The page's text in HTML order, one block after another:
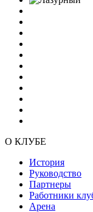
О КЛУБЕ
История
Руководство
Партнеры
Работники
Арена